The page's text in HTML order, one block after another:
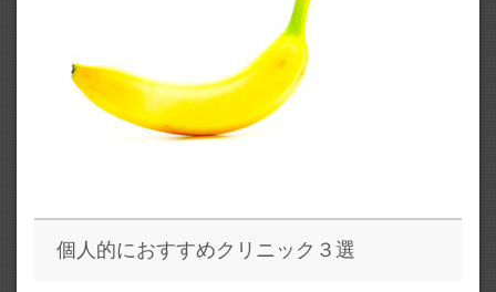
個人的におすすめクリニック３選